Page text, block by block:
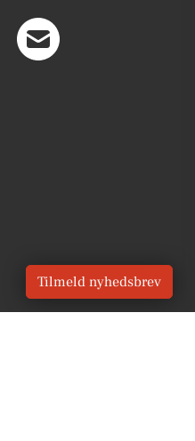
Tilmeld nyhedsbrev